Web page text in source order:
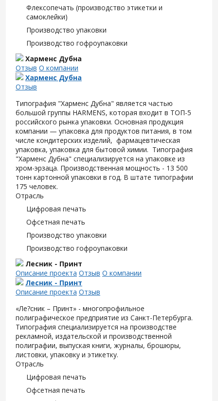
Флексопечать (производство этикетки и
самоклейки)
Производство упаковки
Производство гофроупаковки
Харменс Дубна
Отзыв О компании
Харменс Дубна
Отзыв
Типография "Харменс Дубна" является частью
большой группы HARMENS, которая входит в ТОП-5
российского рынка упаковки. Основная продукция
компании — упаковка для продуктов питания, в том
числе кондитерских изделий, фармацевтическая
упаковка, упаковка для бытовой химии. Типография
"Харменс Дубна" специализируется на упаковке из
хром-эрзаца. Производственная мощность - 13 500
тонн картонной упаковки в год. В штате типографии
175 человек.
Отрасль
Цифровая печать
Офсетная печать
Производство упаковки
Производство гофроупаковки
Лесник - Принт
Описание проекта Отзыв О компании
Лесник - Принт
Описание проекта Отзыв
«Ле?сник – Принт» - многопрофильное
полиграфическое предприятие из Санкт-Петербурга.
Типография специализируется на производстве
рекламной, издательской и производственной
полиграфии, выпуская книги, журналы, брошюры,
листовки, упаковку и этикетку.
Отрасль
Цифровая печать
Офсетная печать